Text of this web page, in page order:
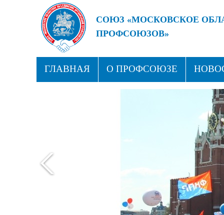
СОЮЗ «МОСКОВСКОЕ
ПРОФСОЮЗОВ»
ГЛАВНАЯ О ПРОФСОЮЗЕ